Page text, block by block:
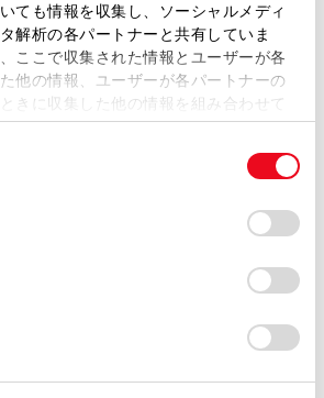
ても情報を収集し、ソーシャルメディ
解析の各パートナーと共有していま
ここで収集された情報とユーザーが各
他の情報、ユーザーが各パートナーの
きに収集した他の情報を組み合わせて
す。当ウェブサイトの使用を続行する
クッキー)が保存されることに同
す。Cookie(クッキー)のオプトアウト、
回したりするにあたっては、当社の
情報の取り扱いについて
」をご覧くだ
装備説明/用語解説